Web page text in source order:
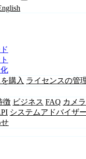
購入 ライセンスの管
徴 ビジネス FAQ カメ
システムアドバイザー